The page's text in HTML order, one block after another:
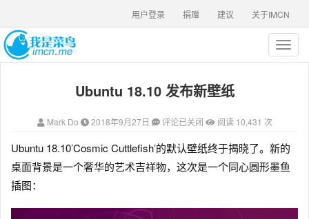
关于IMCN
建议
捐赠
用户登录
T
o
a
v
i
t
Ubuntu 18.10 发布新壁纸
Mark Do 2018年9月27日 评论已关闭 阅读 10,431 次
Ubuntu 18.10’Cosmic Cuttlefish’的默认壁纸终于揭晓了。新的
桌面背景是一个奢华的艺术吉祥物，这次是一个同心圆形墨鱼
插图：